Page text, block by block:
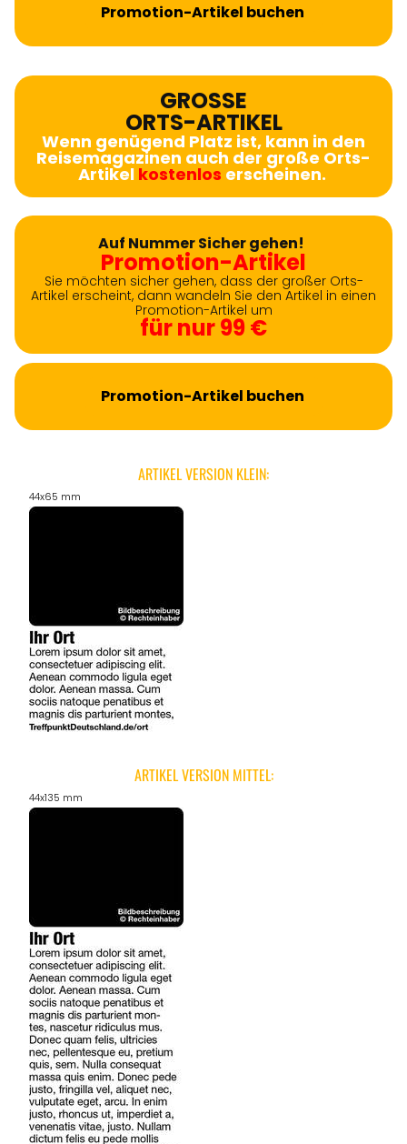
Promotion-Artikel buchen
GROSSE
ORTS-ARTIKEL
Wenn genügend Platz ist, kann in den
Reisemagazinen auch der große Orts-
Artikel kostenlos erscheinen.
Auf Nummer Sicher gehen!
Promotion-Artikel
Sie möchten sicher gehen, dass der großer Orts-
Artikel erscheint, dann wandeln Sie den Artikel in einen
Promotion-Artikel um
für nur 99 €
Promotion-Artikel buchen
ARTIKEL VERSION KLEIN:
44x65 mm
ARTIKEL VERSION MITTEL:
44x135 mm